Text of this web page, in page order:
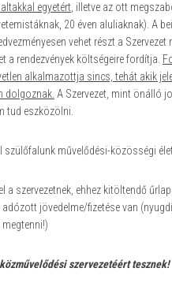
egyetért , illetve az ott
20 éven aluliaknak). A
vehet részt a Szervezet
rendezvények költségeire fordítja.
alkalmazottja sincs, tehát akik
dolgoznak. A Szervezet, mint önálló
tud eszközölni.
szülőfalunk művelődési-közösségi
szervezetnek, ehhez kitöltendő
jövedelme/fizetése van
szervezetéért tesznek!